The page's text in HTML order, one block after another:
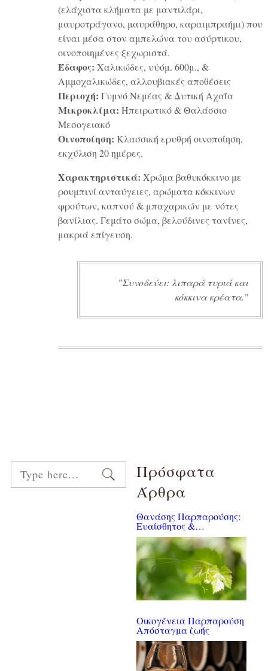
(ελάχιστα κλήματα με μαντιλάρι,
μαυροτράγανο, μαυράθηρο, καραιμπραήμι) που
είναι μέσα στον αμπελώνα του ασύρτικου,
οινοποιημένες ξεχωριστά.
Έδαφος: Χαλικώδες, υψόμ. 600μ., &
Αμμοχαλικώδες, αλλουβιακές αποθέσεις
Περιοχή: Γυμνό Νεμέας & Δυτική Αχαΐα
Μικροκλίμα: Ηπειρωτικό & Θαλάσσιο
Μεσογειακό
Οινοποίηση: Κλασσική ερυθρή οινοποίηση,
εκχύλιση 20 ημέρες.
Χαρακτηριστικά: Xρώμα βαθυκόκκινο με
ρουμπινί ανταύγειες, αρώματα κόκκινων
φρούτων, καπνού & μπαχαρικών με νότες
βανίλιας. Γεμάτο σώμα, βελούδινες τανίνες,
μακριά επίγευση.
Συνοδεύει: λιπαρά τυριά και
κόκκινα κρέατα.
Πρόσφατα
Άρθρα
Θανάσης Παρπαρούσης:
Ευαίσθητος &
φυσιολάτρης
Οικογένεια Παρπαρούση
Απόσταγμα ζωής